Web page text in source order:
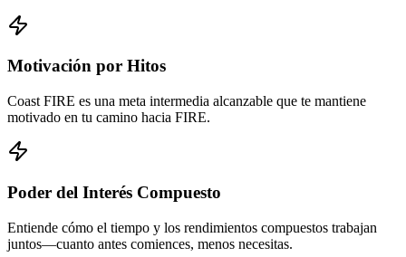
Motivación por Hitos
Coast FIRE es una meta intermedia alcanzable que te mantiene
motivado en tu camino hacia FIRE.
Poder del Interés Compuesto
Entiende cómo el tiempo y los rendimientos compuestos trabajan
juntos—cuanto antes comiences, menos necesitas.